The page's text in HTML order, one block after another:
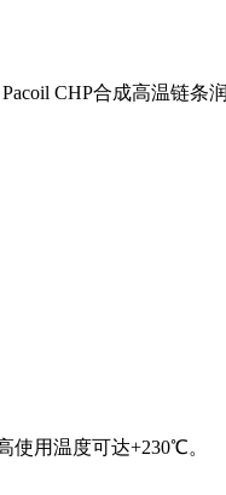
CHP合成高温链条
使用温度可达+230℃。